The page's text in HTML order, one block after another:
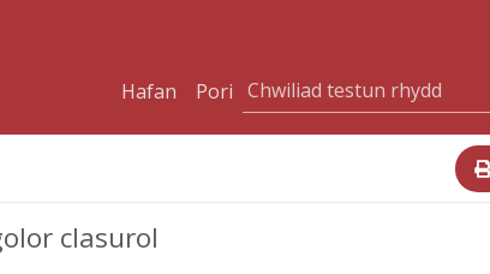
Hafan
Pori
clasurol